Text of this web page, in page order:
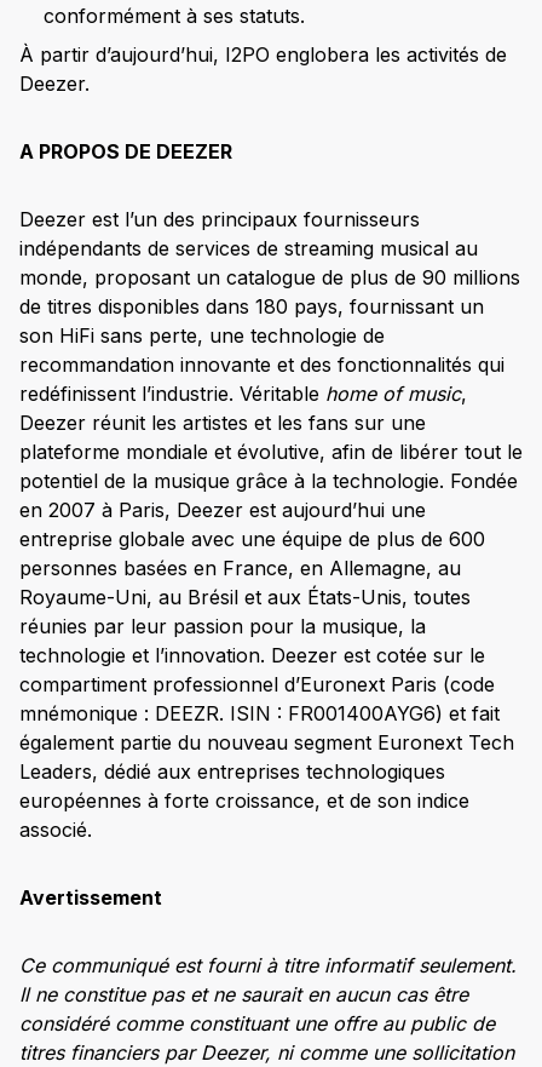
conformément à ses statuts.
À partir d’aujourd’hui, I2PO englobera les activités de
Deezer.
A PROPOS DE DEEZER
Deezer est l’un des principaux fournisseurs
indépendants de services de streaming musical au
monde, proposant un catalogue de plus de 90 millions
de titres disponibles dans 180 pays, fournissant un
son HiFi sans perte, une technologie de
recommandation innovante et des fonctionnalités qui
redéfinissent l’industrie. Véritable home of music,
Deezer réunit les artistes et les fans sur une
plateforme mondiale et évolutive, afin de libérer tout le
potentiel de la musique grâce à la technologie. Fondée
en 2007 à Paris, Deezer est aujourd’hui une
entreprise globale avec une équipe de plus de 600
personnes basées en France, en Allemagne, au
Royaume-Uni, au Brésil et aux États-Unis, toutes
réunies par leur passion pour la musique, la
technologie et l’innovation. Deezer est cotée sur le
compartiment professionnel d’Euronext Paris (code
mnémonique : DEEZR. ISIN : FR001400AYG6) et fait
également partie du nouveau segment Euronext Tech
Leaders, dédié aux entreprises technologiques
européennes à forte croissance, et de son indice
associé.
Avertissement
Ce communiqué est fourni à titre informatif seulement.
Il ne constitue pas et ne saurait en aucun cas être
considéré comme constituant une offre au public de
titres financiers par Deezer, ni comme une sollicitation